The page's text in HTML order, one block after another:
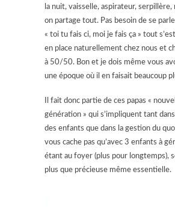
la nuit, vaisselle, aspirateur, serpillère,
on partage tout. Pas besoin de se
« toi tu fais ci, moi je fais ça » tout
en place naturellement chez nous et
à 50/50. Bon et je dois même vous
une époque où il en faisait beaucoup
Il fait donc partie de ces papas «
génération » qui s’impliquent tant
des enfants que dans la gestion du
vous cache pas qu’avec 3 enfants à
étant au foyer (plus pour longtemps),
plus que précieuse même essentielle.